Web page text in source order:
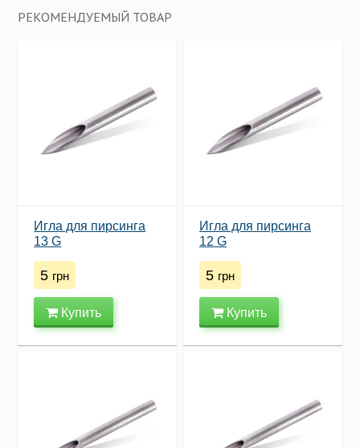
РЕКОМЕНДУЕМЫЙ ТОВАР
Игла для пирсинга
13 G
5 грн
Купить
Игла для пирсинга
12 G
5 грн
Купить